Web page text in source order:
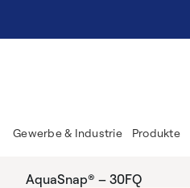
Gewerbe & Industrie Produkte
AquaSnap® – 30FQ